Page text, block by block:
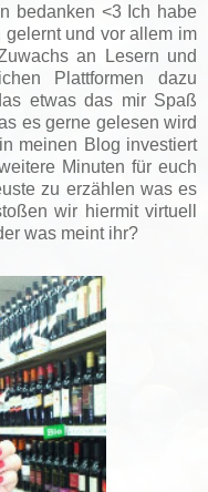
bedanken <3 Ich habe
und vor allem im
an Lesern und
Plattformen dazu
etwas das mir Spaß
es gerne gelesen wird
meinen Blog investiert
Minuten für euch
zu erzählen was es
wir hiermit virtuell
was meint ihr?